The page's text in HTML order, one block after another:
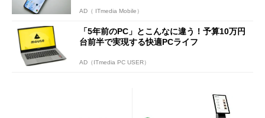
AD（ ITmedia Mobile）
「5年前のPC」とこんなに違う！予算10万円
台前半で実現する快適PCライフ
AD（ITmedia PC USER）